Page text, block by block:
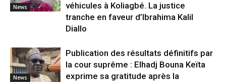
News
véhicules à Koliagbé. La justice
tranche en faveur d’Ibrahima Kalil
Diallo
News
Publication des résultats définitifs par
la cour suprême : Elhadj Bouna Keïta
exprime sa gratitude après la